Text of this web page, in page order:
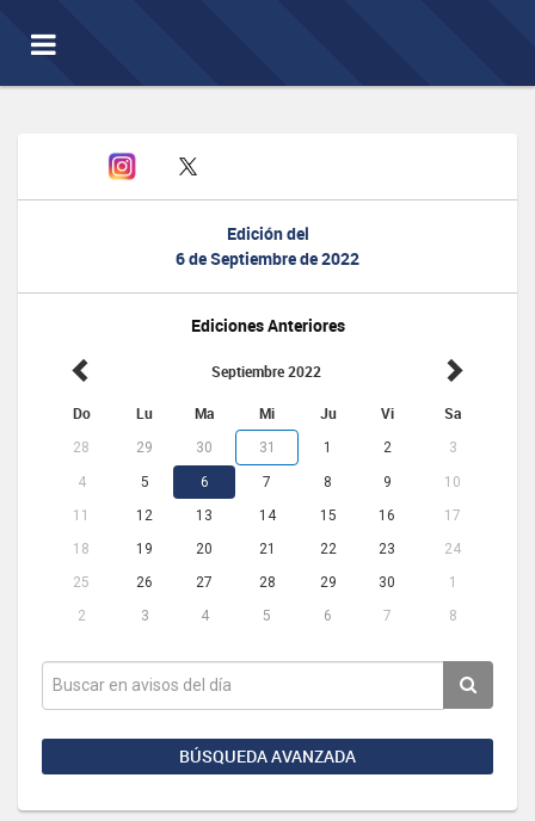
Toggle
navigation
Edición del
6 de Septiembre de 2022
Ediciones Anteriores
Septiembre 2022
Do Lu Ma Mi Ju Vi Sa
28 29 30 31 1 2 3
4 5 6 7 8 9
10
11
12 13 14 15 16
17
18
19 20 21 22 23
24
25
26 27 28 29 30
1
2
3 4 5 6 7 8
BÚSQUEDA AVANZADA